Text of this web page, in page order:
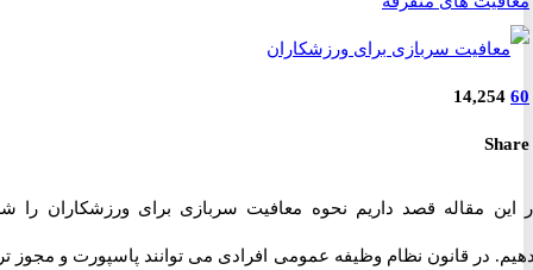
مقاله قصد داریم نحوه معافیت سربازی برای ورزشکاران را شرح
در قانون نظام وظیفه عمومی افرادی می توانند پاسپورت و مجوز تردد